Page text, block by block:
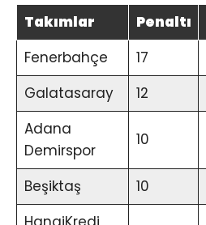
Takımlar Penaltı
Fenerbahçe
17
Galatasaray
12
Adana
Demirspor
10
Beşiktaş 10